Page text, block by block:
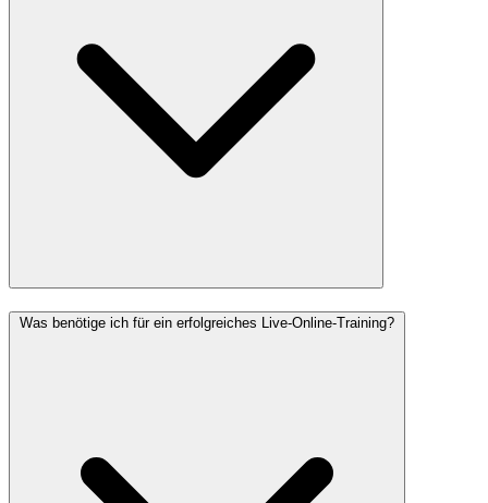
Was benötige ich für ein erfolgreiches Live-Online-Training?